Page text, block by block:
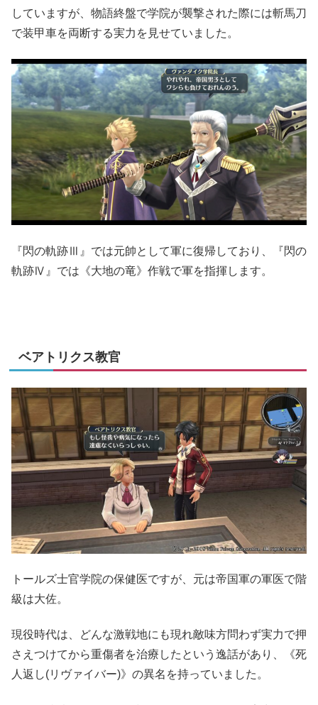
していますが、物語終盤で学院が襲撃された際には斬馬刀
で装甲車を両断する実力を見せていました。
『閃の軌跡Ⅲ』では元帥として軍に復帰しており、『閃の
軌跡Ⅳ』では《大地の竜》作戦で軍を指揮します。
ベアトリクス教官
トールズ士官学院の保健医ですが、元は帝国軍の軍医で階
級は大佐。
現役時代は、どんな激戦地にも現れ敵味方問わず実力で押
さえつけてから重傷者を治療したという逸話があり、《死
人返し(リヴァイバー)》の異名を持っていました。